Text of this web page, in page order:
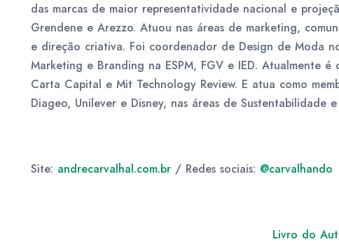
das marcas de maior representatividade nacional e
Grendene e Arezzo. Atuou nas áreas de marketing,
e direção criativa. Foi coordenador de Design de Moda
Marketing e Branding na ESPM, FGV e IED. Atualmente
Carta Capital e Mit Technology Review. E atua como
Diageo, Unilever e Disney, nas áreas de Sustentabilidade
Site: andrecarvalhal.com.br / Redes sociais: @carvalhando
Livro do